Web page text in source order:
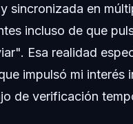
sincronizada en
incluso de que
Esa realidad
impulsó mi interés
de verificación